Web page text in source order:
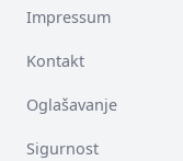
Impressum
Kontakt
Oglašavanje
Sigurnost